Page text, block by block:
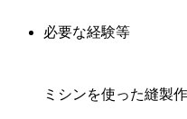
必要な経験等
ミシンを使った縫製